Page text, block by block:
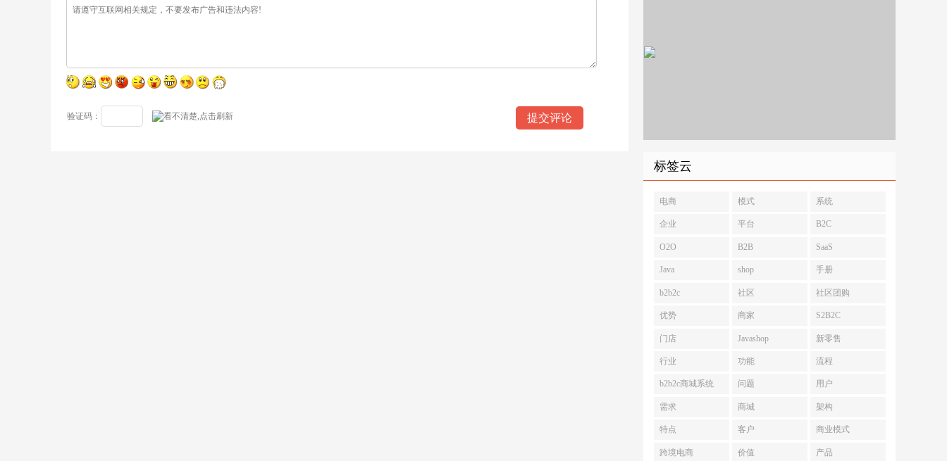
验证码：
标签云
电商 模式 系统
企业 平台 B2C
O2O B2B SaaS
Java shop 手册
b2b2c 社区 社区团购
优势 商家 S2B2C
门店 Javashop 新零售
行业 功能 流程
b2b2c商城系统 问题 用户
需求 商城 架构
特点 客户 商业模式
跨境电商 价值 产品